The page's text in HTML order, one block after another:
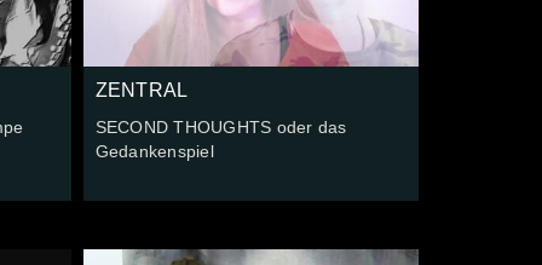
ZENTRAL
SECOND THOUGHTS oder das
Gedankenspiel